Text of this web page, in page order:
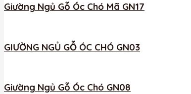
Giường Ngủ Gỗ Óc Chó Mã GN17
GIƯỜNG NGỦ GỖ ÓC CHÓ GN03
Giường Ngủ Gỗ Óc Chó GN08